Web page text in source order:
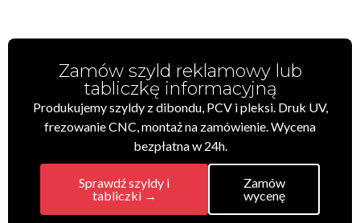
Zamów szyld reklamowy lub
tabliczkę informacyjną
Produkujemy szyldy z dibondu, PCV i pleksi. Druk UV,
frezowanie CNC, montaż na zamówienie. Wycena
bezpłatna w 24h.
Sprawdź szyldy i
tabliczki →
Zamów
wycenę